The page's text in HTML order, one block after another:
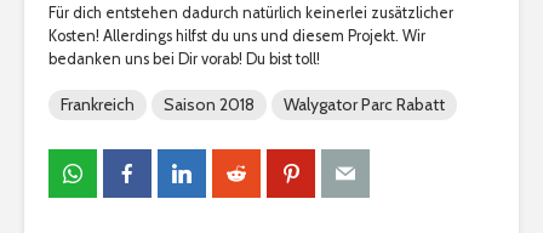
Für dich entstehen dadurch natürlich keinerlei zusätzlicher
Kosten! Allerdings hilfst du uns und diesem Projekt. Wir
bedanken uns bei Dir vorab! Du bist toll!
Frankreich Saison 2018 Walygator Parc Rabatt